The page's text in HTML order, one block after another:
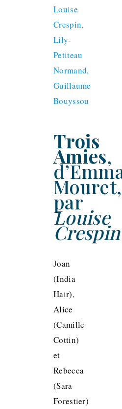
Louise
Crespin,
Lily-
Petiteau
Normand,
Guillaume
Bouyssou
Trois
Amies,
Mouret,
par
Louise
Crespin
Joan
(India
Hair),
Alice
(Camille
Cottin)
et
Rebecca
(Sara
Forestier)